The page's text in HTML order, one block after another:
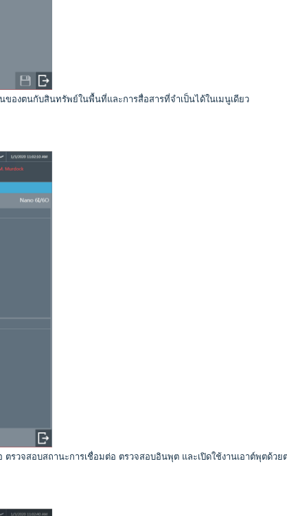
องตนกับสินทรัพย์ในพื้นที่และการสื่อสารที่จำเป็นได้ในเมนูเดียว
วจสอบสถานะการเชื่อมต่อ ตรวจสอบอินพุต และเปิดใช้งานเอาต์พุตด้วย